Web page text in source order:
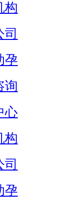
构
孕
询
心
构
孕